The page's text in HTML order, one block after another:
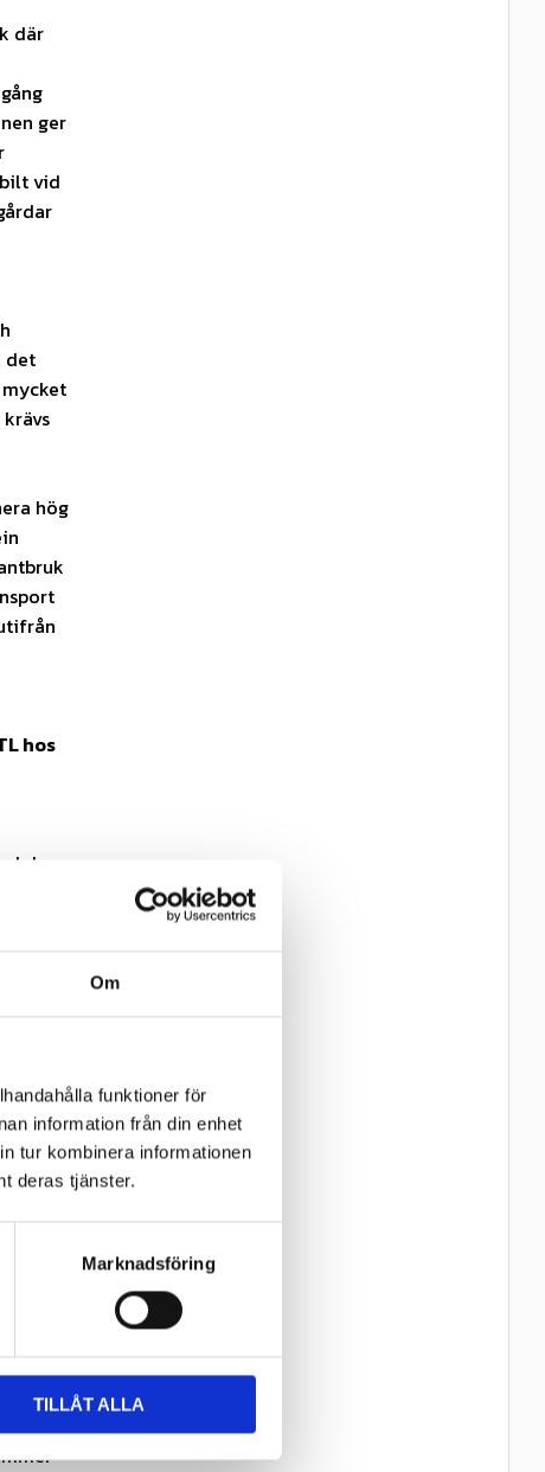
Om
funktioner för
information från din enhet
tur kombinera informationen
deras tjänster.
Marknadsföring
TILLÅT ALLA
där
ger
vid
det
hög
hos